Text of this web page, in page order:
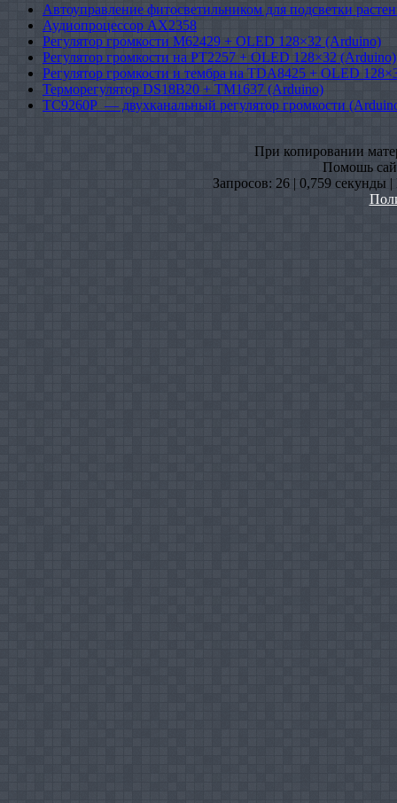
Автоуправление фитосветильником для подсветки
Аудиопроцессор AX2358
Регулятор громкости M62429 + OLED 128×32 (Arduino)
Регулятор громкости на PT2257 + OLED 128×32 (Arduino)
Регулятор громкости и тембра на TDA8425 + OLED
Терморегулятор DS18B20 + TM1637 (Arduino)
TC9260P — двухканальный регулятор громкости
При копировании
Помошь
Запросов: 26 | 0,759 секунды